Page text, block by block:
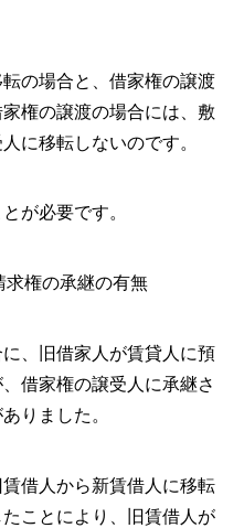
の場合と、借家権の譲渡
権の譲渡の場合には、敷
に移転しないのです。
が必要です。
権の承継の有無
、旧借家人が賃貸人に預
借家権の譲受人に承継さ
りました。
借人から新賃借人に移転
ことにより、旧賃借人が